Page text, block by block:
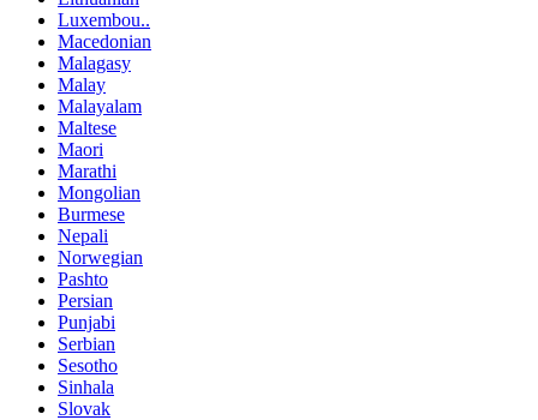
Luxembou..
Macedonian
Malagasy
Malay
Malayalam
Maltese
Maori
Marathi
Mongolian
Burmese
Nepali
Norwegian
Pashto
Persian
Punjabi
Serbian
Sesotho
Sinhala
Slovak